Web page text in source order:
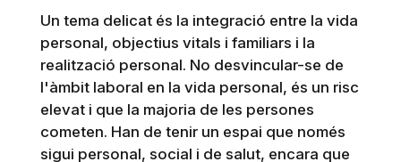
Un tema delicat és la integració entre la vida
personal, objectius vitals i familiars i la
realització personal. No desvincular-se de
l'àmbit laboral en la vida personal, és un risc
elevat i que la majoria de les persones
cometen. Han de tenir un espai que només
sigui personal, social i de salut, encara que